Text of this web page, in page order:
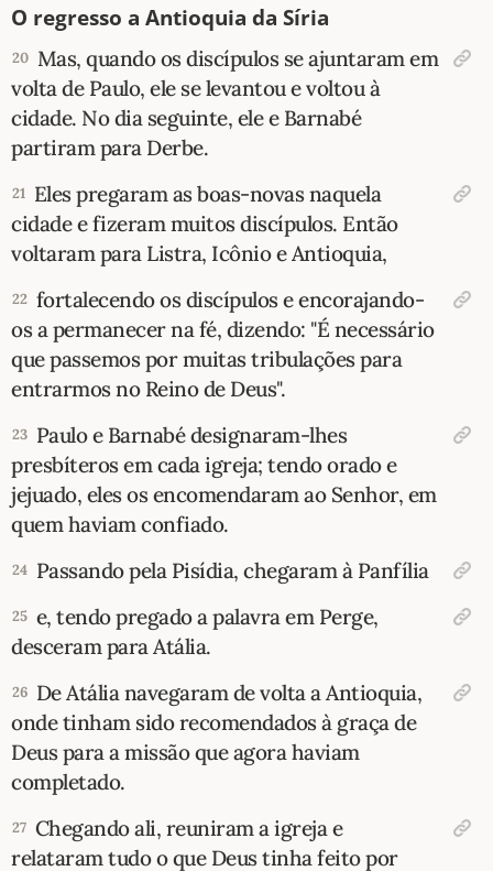
O regresso a Antioquia da Síria
20 Mas, quando os discípulos se ajuntaram em
volta de Paulo, ele se levantou e voltou à
cidade. No dia seguinte, ele e Barnabé
partiram para Derbe.
21 Eles pregaram as boas-novas naquela
cidade e fizeram muitos discípulos. Então
voltaram para Listra, Icônio e Antioquia,
22 fortalecendo os discípulos e encorajando-
os a permanecer na fé, dizendo: "É necessário
que passemos por muitas tribulações para
entrarmos no Reino de Deus".
23 Paulo e Barnabé designaram-lhes
presbíteros em cada igreja; tendo orado e
jejuado, eles os encomendaram ao Senhor, em
quem haviam confiado.
24 Passando pela Pisídia, chegaram à Panfília
25 e, tendo pregado a palavra em Perge,
desceram para Atália.
26 De Atália navegaram de volta a Antioquia,
onde tinham sido recomendados à graça de
Deus para a missão que agora haviam
completado.
27 Chegando ali, reuniram a igreja e
relataram tudo o que Deus tinha feito por